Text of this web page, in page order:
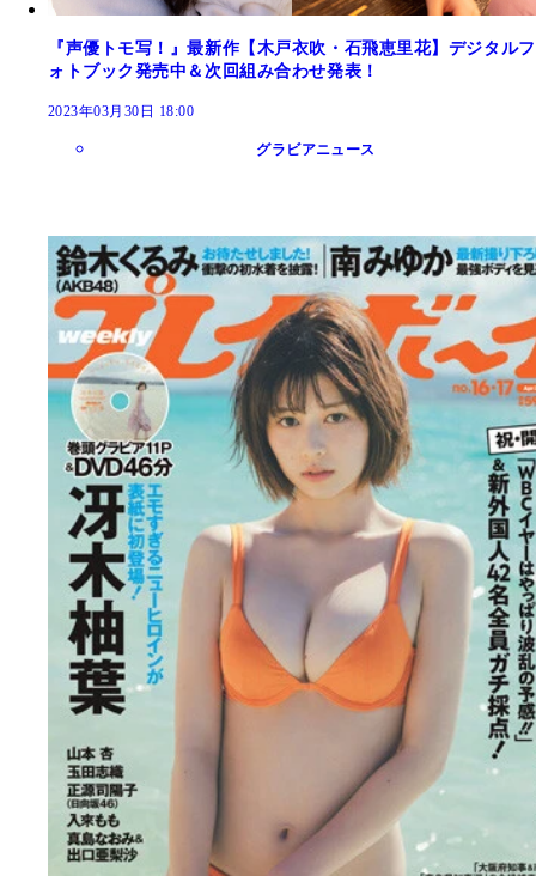
『声優トモ写！』最新作【木戸衣吹・石飛恵里花】デジタルフ
ォトブック発売中＆次回組み合わせ発表！
2023年03月30日 18:00
グラビアニュース